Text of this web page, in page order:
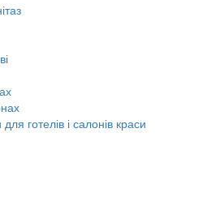
готелів і салонів краси